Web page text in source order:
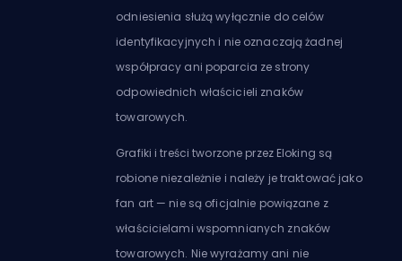
odniesienia służą wyłącznie do celów
identyfikacyjnych i nie oznaczają żadnej
współpracy ani poparcia ze strony
odpowiednich właścicieli znaków
towarowych.
Grafiki i treści tworzone przez Eloking są
robione niezależnie i należy je traktować jako
fan art — nie są oficjalnie powiązane z
właścicielami wspomnianych znaków
towarowych. Nie wyrażamy ani nie